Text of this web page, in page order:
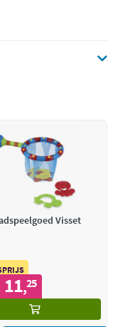
Nuby Badspeelgoed Visset
11,25